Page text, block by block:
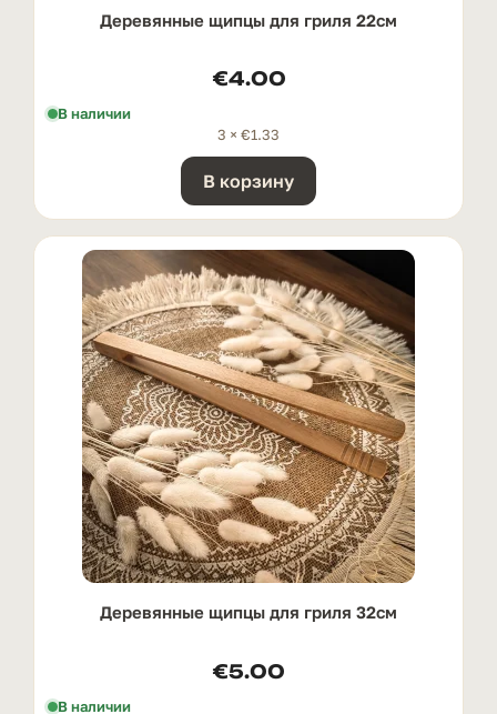
Деревянные щипцы для гриля 22см
€4.00
В наличии
3 × €1.33
В корзину
Деревянные щипцы для гриля 32см
€5.00
В наличии